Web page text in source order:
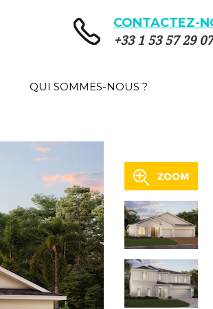
CONTACTEZ-
+33 1 53 57 29 07
QUI SOMMES-NOUS ?